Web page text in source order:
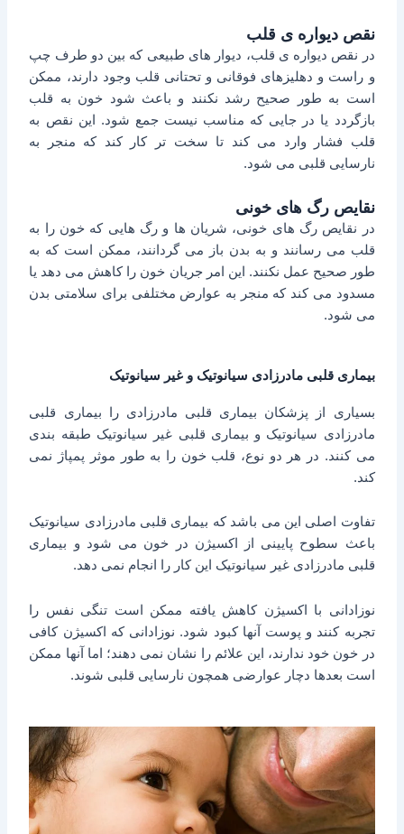
نقص دیواره ی قلب
در نقص دیواره ی قلب، دیوار های طبیعی که بین دو طرف چپ
و راست و دهلیزهای فوقانی و تحتانی قلب وجود دارند، ممکن
است به طور صحیح رشد نکنند و باعث شود خون به قلب
بازگردد یا در جایی که مناسب نیست جمع شود. این نقص به
قلب فشار وارد می کند تا سخت تر کار کند که منجر به
نارسایی قلبی می شود.
نقایص رگ های خونی
در نقایص رگ های خونی، شریان ها و رگ هایی که خون را به
قلب می رسانند و به بدن باز می گردانند، ممکن است که به
طور صحیح عمل نکنند. این امر جریان خون را کاهش می دهد یا
مسدود می کند که منجر به عوارض مختلفی برای سلامتی بدن
می شود.
بیماری قلبی مادرزادی سیانوتیک و غیر سیانوتیک
بسیاری از پزشکان بیماری قلبی مادرزادی را بیماری قلبی
مادرزادی سیانوتیک و بیماری قلبی غیر سیانوتیک طبقه بندی
می کنند. در هر دو نوع، قلب خون را به طور موثر پمپاژ نمی
کند.
تفاوت اصلی این می باشد که بیماری قلبی مادرزادی سیانوتیک
باعث سطوح پایینی از اکسیژن در خون می شود و بیماری
قلبی مادرزادی غیر سیانوتیک این کار را انجام نمی دهد.
نوزادانی با اکسیژن کاهش یافته ممکن است تنگی نفس را
تجربه کنند و پوست آنها کبود شود. نوزادانی که اکسیژن کافی
در خون خود ندارند، این علائم را نشان نمی دهند؛ اما آنها ممکن
است بعدها دچار عوارضی همچون نارسایی قلبی شوند.